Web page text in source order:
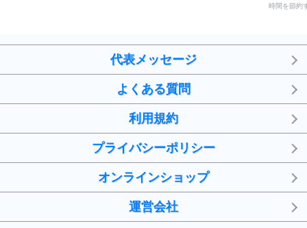
時間を節約
代表メッセージ
よくある質問
利用規約
プライバシーポリシー
オンラインショップ
運営会社